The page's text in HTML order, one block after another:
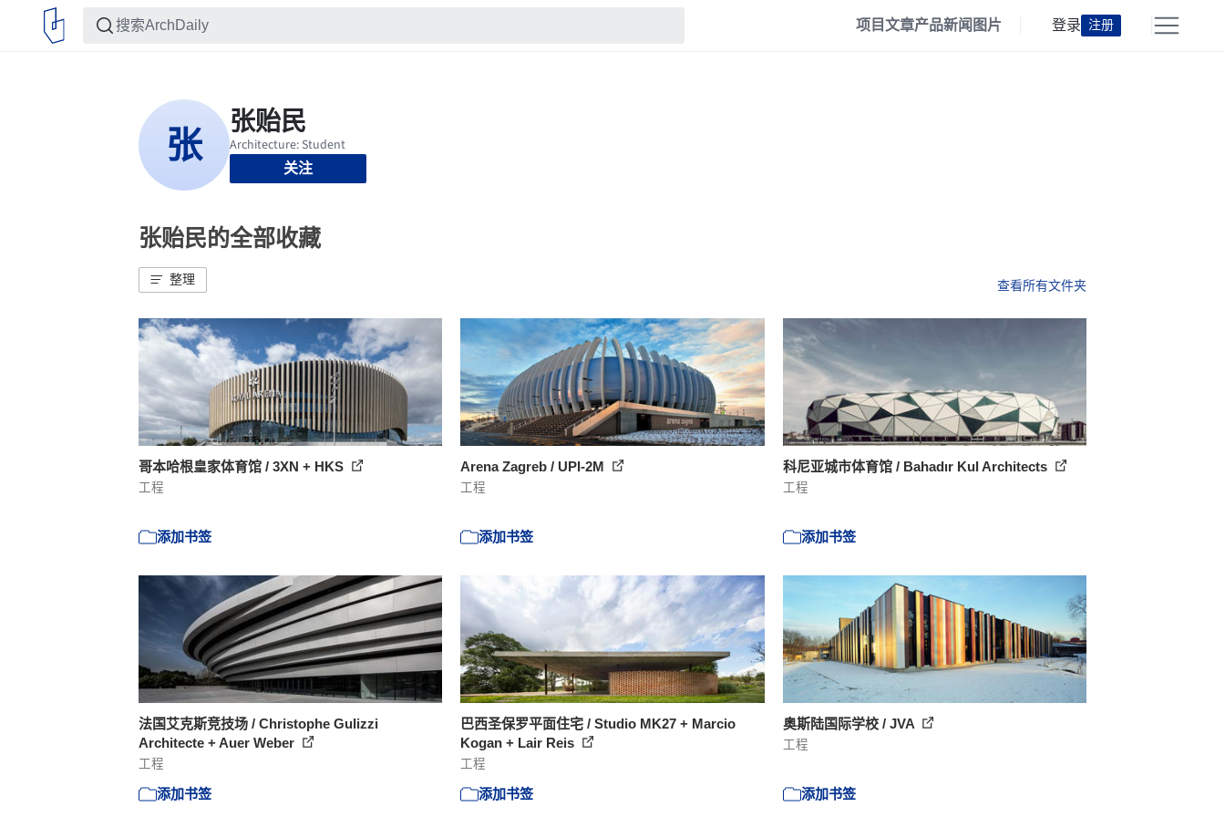
项目文章产品新闻 图片 登录 注册
关注
张贻民的全部收藏
整理 查看所有文件夹
哥本哈根皇家体育馆 / 3XN + HKS
工程
添加书签
Arena Zagreb / UPI-2M
工程
添加书签
科尼亚城市体育馆 / Bahadır Kul Architects
工程
添加书签
法国艾克斯竞技场 / Christophe Gulizzi
Architecte + Auer Weber
工程
添加书签
巴西圣保罗平面住宅 / Studio MK27 + Marcio
Kogan + Lair Reis
工程
添加书签
奥斯陆国际学校 / JVA
工程
添加书签